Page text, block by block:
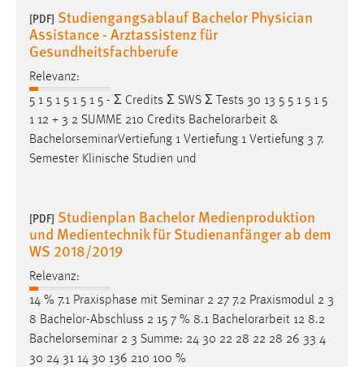
[PDF] Studiengangsablauf Bachelor Physician
Assistance - Arztassistenz für
Gesundheitsfachberufe
Relevanz:
5 1 5 1 5 1 5 1 5 - Ʃ Credits Ʃ SWS Ʃ Tests 30 13 5 5 1 5 1 5
1 12 + 3 2 SUMME 210 Credits Bachelorarbeit &
BachelorseminarVertiefung 1 Vertiefung 1 Vertiefung 3 7.
Semester Klinische Studien und
[PDF] Studienplan Bachelor Medienproduktion
und Medientechnik für Studienanfänger ab dem
WS 2018/2019
Relevanz:
14 % 7.1 Praxisphase mit Seminar 2 27 7.2 Praxismodul 2 3
8 Bachelor-Abschluss 2 15 7 % 8.1 Bachelorarbeit 12 8.2
Bachelorseminar 2 3 Summe: 24 30 22 28 22 28 26 33 4
30 24 31 14 30 136 210 100 %